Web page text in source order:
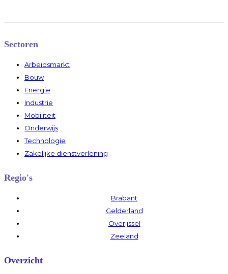
Sectoren
Arbeidsmarkt
Bouw
Energie
Industrie
Mobiliteit
Onderwijs
Technologie
Zakelijke dienstverlening
Regio's
Brabant
Gelderland
Overijssel
Zeeland
Overzicht